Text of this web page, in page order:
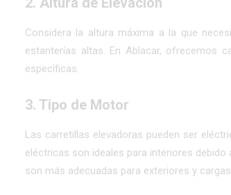
Considera la altura máxima a la que
estanterías altas. En Ablacar, ofrecemos
específicas.
3. Tipo de Motor
Las carretillas elevadoras pueden ser
eléctricas son ideales para interiores
son más adecuadas para exteriores y